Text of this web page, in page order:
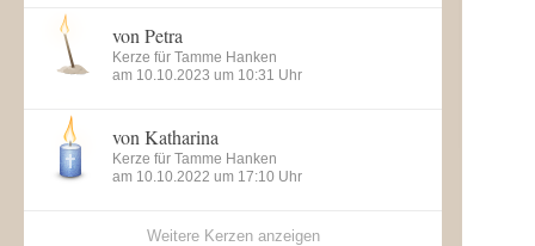
von Petra
Kerze für Tamme Hanken
am 10.10.2023 um 10:31 Uhr
von Katharina
Kerze für Tamme Hanken
am 10.10.2022 um 17:10 Uhr
Weitere Kerzen anzeigen